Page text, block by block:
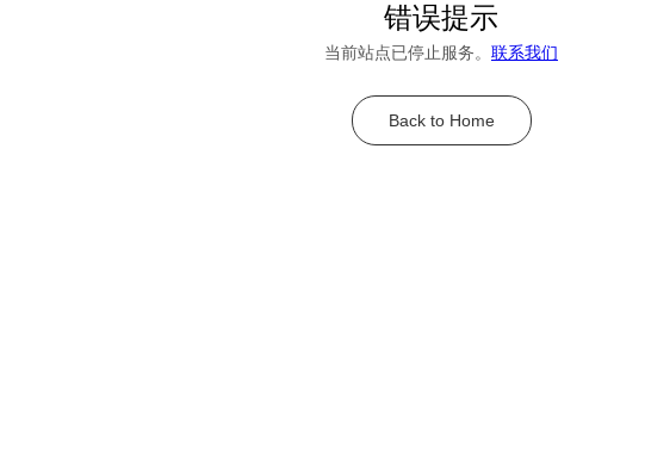
错误提示
当前站点已停止服务。 联系我们
Back to Home